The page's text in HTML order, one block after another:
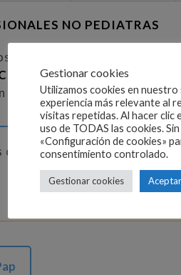
NO PEDIATRAS
de la AEPap, así como las
ACREDITATIVO
momento de hacer la
de inscripción no son
Gestionar cookies
Utilizamos cookies en
experiencia más relevante al
visitas repetidas. Al hacer clic
uso de TODAS las cookies.
«Configuración de cookies»
consentimiento controlado.
Gestionar cookies